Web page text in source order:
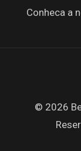
Conheca a
© 2026